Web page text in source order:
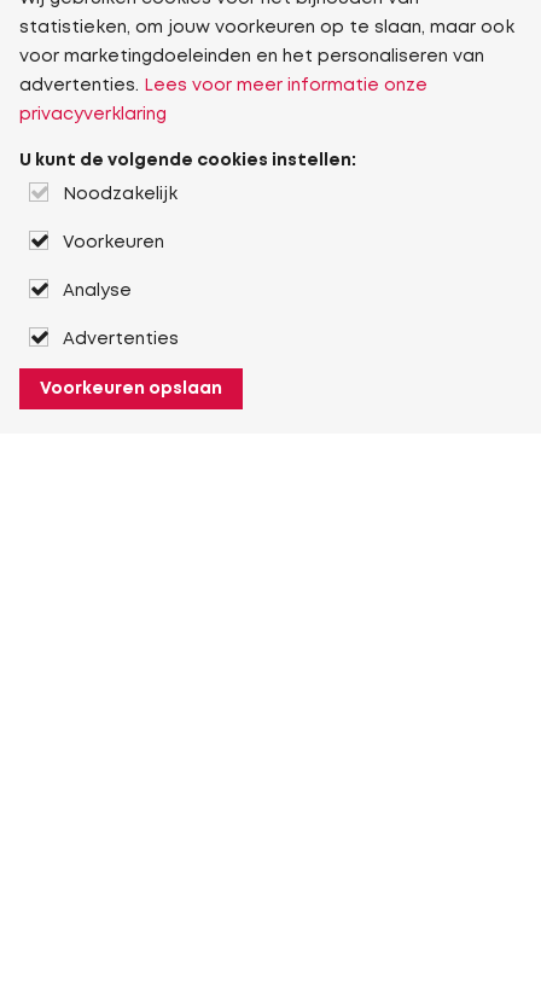
statistieken, om jouw voorkeuren op te slaan, maar ook
voor marketingdoeleinden en het personaliseren van
advertenties.
Lees voor meer informatie onze
privacyverklaring
U kunt de volgende cookies instellen:
Noodzakelijk
Voorkeuren
Analyse
Advertenties
Voorkeuren opslaan